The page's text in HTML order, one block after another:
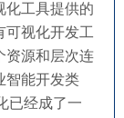
化工具提供的
可视化开发工
资源和层次连
智能开发类
已经成了一